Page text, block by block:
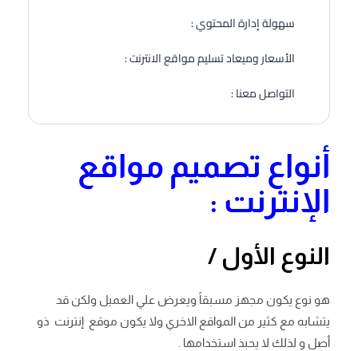
سهولة إدارة المحتوي :
الأسعار وميعاد تسليم مواقع الانترنت :
التواصل معنا :
أنواع تصميم مواقع
الإنترنت :
النوع الأول /
هو نوع يكون مجهز مسبقاً ويعرض علي العميل ولكن قد
يتشابه مع كثير من المواقع الاخري ولا يكون موقع إنترنت ذو
أصل و لذلك لا يحبذ استخدامها .